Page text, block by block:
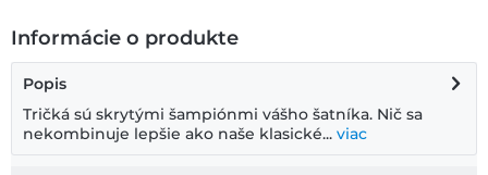
Informácie o produkte
Popis
Tričká sú skrytými šampiónmi vášho šatníka. Nič sa
nekombinuje lepšie ako naše klasické... viac